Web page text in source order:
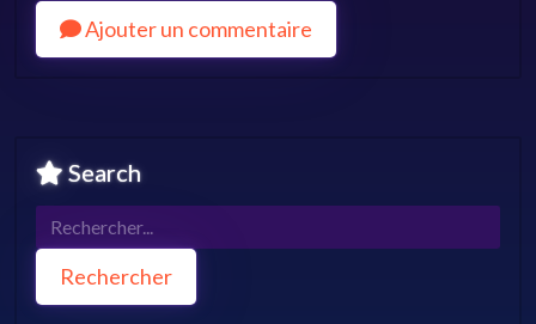
Ajouter un commentaire
Search
Rechercher